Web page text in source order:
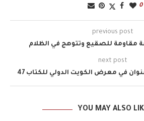
0
previous post
مقاومة للصقيع وتتوهج في الظلام
next post
YOU MAY ALSO